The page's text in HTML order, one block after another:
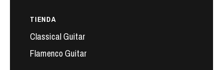
TIENDA
Classical Guitar
Flamenco Guitar